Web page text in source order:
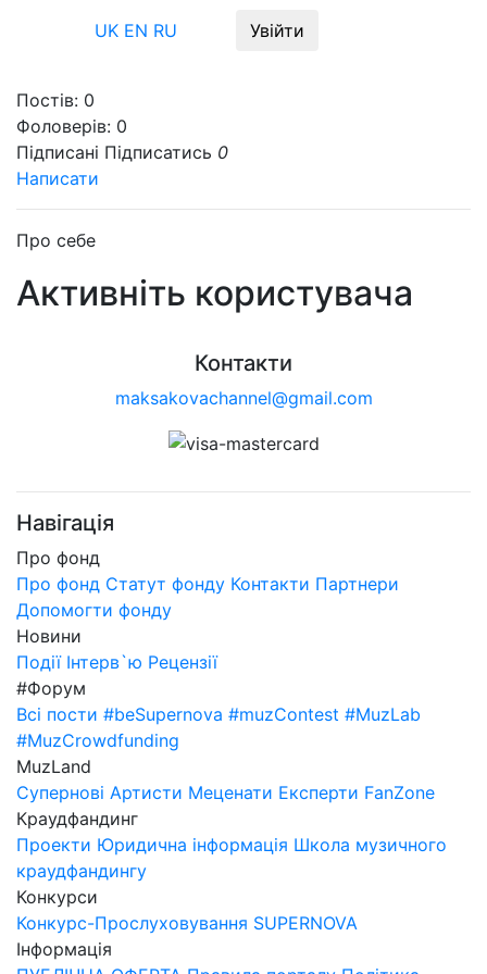
UK EN RU Увійти
Постів: 0
Фоловерів: 0
Підписані Підписатись 0
Написати
Про себе
Активніть користувача
Контакти
maksakovachannel@gmail.com
Навігація
Про фонд
Про фонд Статут фонду Контакти Партнери
Допомогти фонду
Новини
Події Інтерв`ю Рецензії
#Форум
Всі пости #beSupernova #muzContest #MuzLab
#MuzCrowdfunding
MuzLand
Супернові Артисти Меценати Експерти FanZone
Краудфандинг
Проекти Юридична інформація Школа музичного
краудфандингу
Конкурси
Конкурс-Прослуховування SUPERNOVA
Інформація